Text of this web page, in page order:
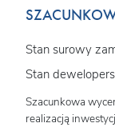
Stan surowy
Stan
Szacunkowa
realizacją